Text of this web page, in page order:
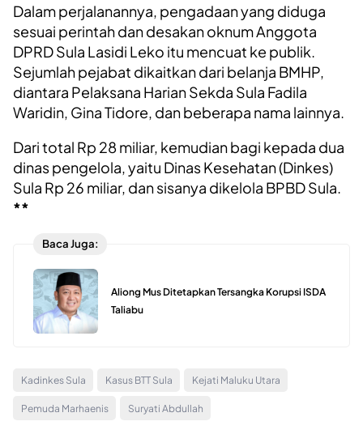
Dalam perjalanannya, pengadaan yang diduga
sesuai perintah dan desakan oknum Anggota
DPRD Sula Lasidi Leko itu mencuat ke publik.
Sejumlah pejabat dikaitkan dari belanja BMHP,
diantara Pelaksana Harian Sekda Sula Fadila
Waridin, Gina Tidore, dan beberapa nama lainnya.
Dari total Rp 28 miliar, kemudian bagi kepada dua
dinas pengelola, yaitu Dinas Kesehatan (Dinkes)
Sula Rp 26 miliar, dan sisanya dikelola BPBD Sula.
**
Baca Juga:
Aliong Mus Ditetapkan Tersangka Korupsi ISDA
Taliabu
Kadinkes Sula Kasus BTT Sula Kejati Maluku Utara
Pemuda Marhaenis Suryati Abdullah